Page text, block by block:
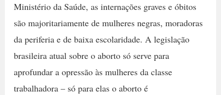
Ministério da Saúde, as internações graves e óbitos
são majoritariamente de mulheres negras, moradoras
da periferia e de baixa escolaridade. A legislação
brasileira atual sobre o aborto só serve para
aprofundar a opressão às mulheres da classe
trabalhadora – só para elas o aborto é